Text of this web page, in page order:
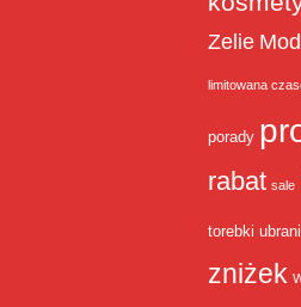
Zelie
limitowana
porady
rabat sale
torebki
zniżek